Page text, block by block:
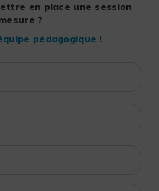
en place une session
?
pédagogique !